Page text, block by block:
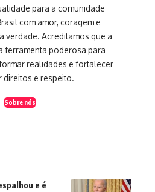
para a comunidade
com amor, coragem e
verdade. Acreditamos que a
ferramenta poderosa para
realidades e fortalecer
direitos e respeito.
Sobre nós
e é